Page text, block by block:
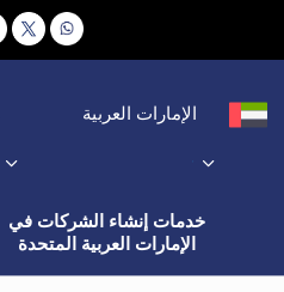
الإمارات العربية
خدمات إنشاء الشركات في
الإمارات العربية المتحدة